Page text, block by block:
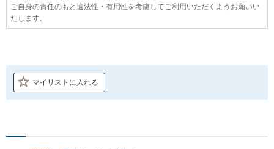
ご自身の責任のもと適法性・有用性を考慮してご利用いただくようお願いい
たします。
マイリストに入れる